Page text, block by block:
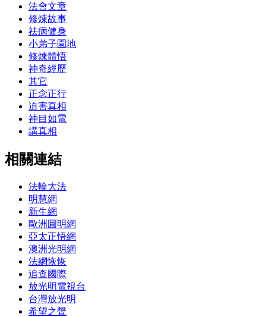
法會文章
修煉故事
祛病健身
小弟子園地
修煉體悟
神奇經歷
其它
正念正行
迫害真相
神目如電
講真相
相關連結
法輪大法
明慧網
新生網
歐洲圓明網
亞太正悟網
澳洲光明網
法網恢恢
追查國際
放光明電視台
台灣放光明
希望之聲